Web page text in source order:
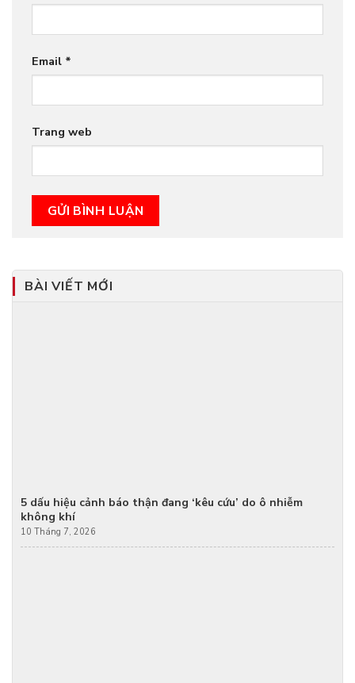
Email *
Trang web
BÀI VIẾT MỚI
5 dấu hiệu cảnh báo thận đang ‘kêu cứu’ do ô nhiễm
không khí
10 Tháng 7, 2026